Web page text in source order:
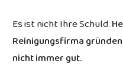
Es ist nicht Ihre Schuld.
Reinigungsfirma
nicht immer gut.